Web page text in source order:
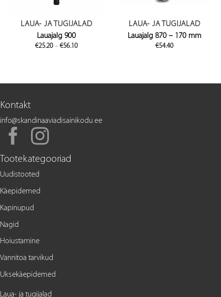
LAUA- JA TUGIJALAD
Lauajalg 900
€25.20 – €56.10Price
LAUA- JA TUGIJALAD
Lauajalg 870 – 170 mm
€54.40
Kontakt
info@skandinaaviadisainikodu.ee
Tootekategooriad
Uudistooted
Käepidemed
Kapinupud
Nagid
Hoiustamine
Vannitoa tarvikud
Uksekäepidemed
Laua- ja tugijalad